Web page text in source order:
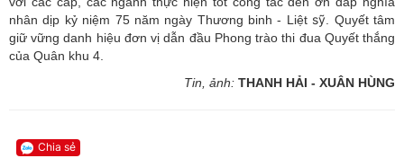
nhân dịp kỷ niệm 75 năm ngày Thương binh - Liệt sỹ. Quyết tâm
giữ vững danh hiệu đơn vị dẫn đầu Phong trào thi đua Quyết thắng
của Quân khu 4.
Tin, ảnh: THANH HẢI - XUÂN HÙNG
Chia sẻ